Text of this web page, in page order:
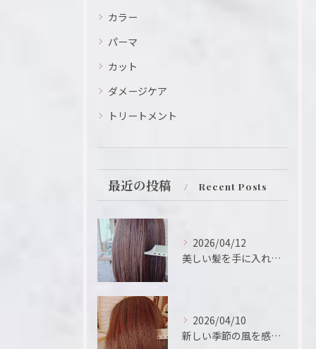
カラー
パーマ
カット
ダメージケア
トリートメント
最近の投稿 Recent Posts
2026/04/12
美しい髪を手に入れるための鍵は、ヘアサロンの選択にあります。
2026/04/10
新しい季節の風を感じるこの瞬間、新たなスタートを切るために、...